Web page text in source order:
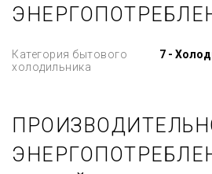
Категория бытового
холодильника
7 -